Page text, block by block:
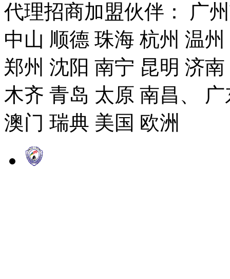
代理招商加盟伙伴： 广
中山 顺德 珠海 杭州 温
郑州 沈阳 南宁 昆明 济
木齐 青岛 太原 南昌、
澳门 瑞典 美国 欧洲